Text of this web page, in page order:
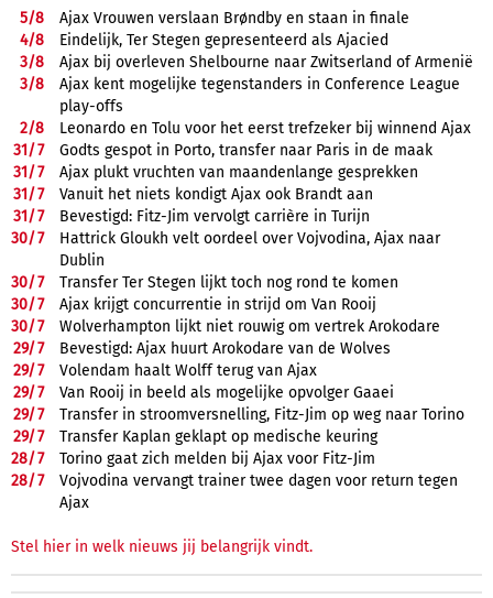
5/8
Ajax Vrouwen verslaan Brøndby en staan in finale
4/8
Eindelijk, Ter Stegen gepresenteerd als Ajacied
3/8
Ajax bij overleven Shelbourne naar Zwitserland of Armenië
3/8
Ajax kent mogelijke tegenstanders in Conference League
play-offs
2/8
Leonardo en Tolu voor het eerst trefzeker bij winnend Ajax
31/7
Godts gespot in Porto, transfer naar Paris in de maak
31/7
Ajax plukt vruchten van maandenlange gesprekken
31/7
Vanuit het niets kondigt Ajax ook Brandt aan
31/7
Bevestigd: Fitz-Jim vervolgt carrière in Turijn
30/7
Hattrick Gloukh velt oordeel over Vojvodina, Ajax naar
Dublin
30/7
Transfer Ter Stegen lijkt toch nog rond te komen
30/7
Ajax krijgt concurrentie in strijd om Van Rooij
30/7
Wolverhampton lijkt niet rouwig om vertrek Arokodare
29/7
Bevestigd: Ajax huurt Arokodare van de Wolves
29/7
Volendam haalt Wolff terug van Ajax
29/7
Van Rooij in beeld als mogelijke opvolger Gaaei
29/7
Transfer in stroomversnelling, Fitz-Jim op weg naar Torino
29/7
Transfer Kaplan geklapt op medische keuring
28/7
Torino gaat zich melden bij Ajax voor Fitz-Jim
28/7
Vojvodina vervangt trainer twee dagen voor return tegen
Ajax
Stel hier in welk nieuws jij belangrijk vindt.